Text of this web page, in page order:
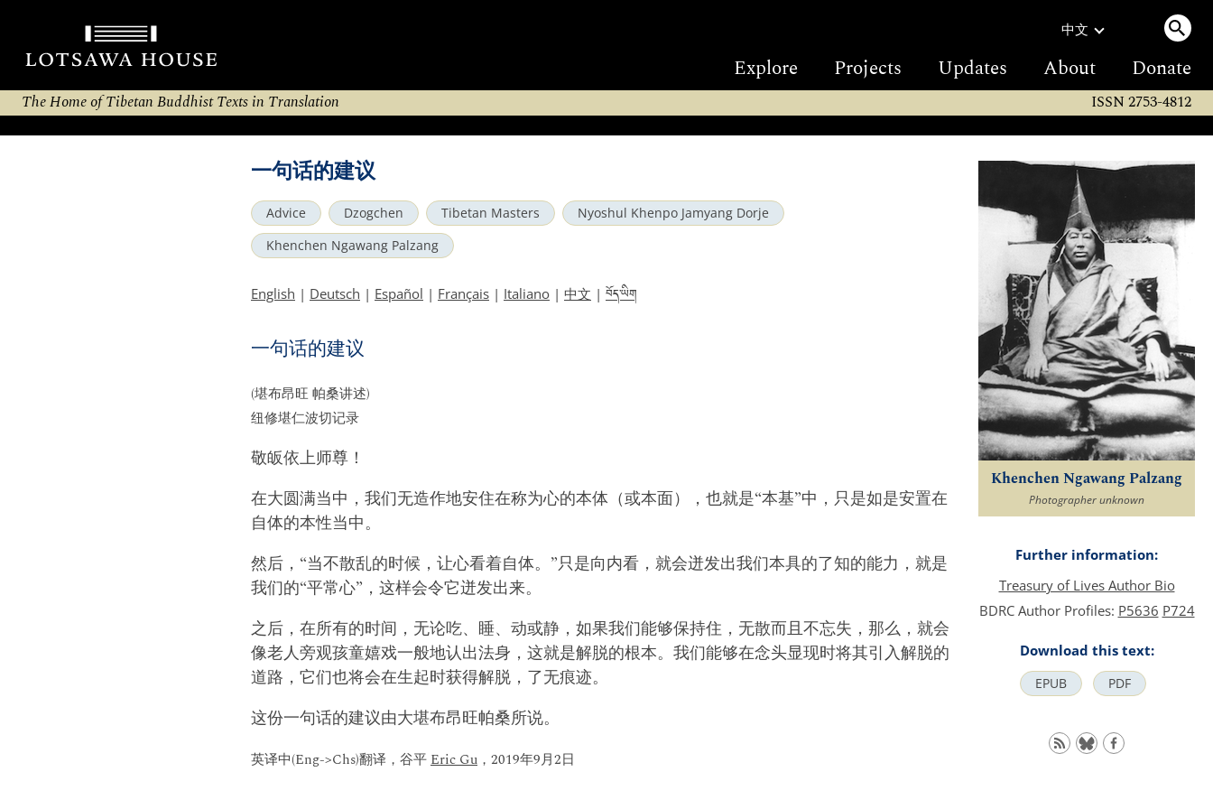
中文
Explore Projects Updates About Donate
The Home of Tibetan Buddhist Texts in Translation ISSN 2753-4812
一句话的建议
Advice Dzogchen Tibetan Masters
Nyoshul Khenpo Jamyang Dorje
Khenchen Ngawang Palzang
English | Deutsch | Español | Français | Italiano | 中文 | བོད་ཡིག
一句话的建议
(堪布昂旺 帕桑讲述)
纽修堪仁波切记录
敬皈依上师尊！
在大圆满当中，我们无造作地安住在称为心的本体（或本面），也就是“本基”中，只是如是安置在
自体的本性当中。
然后，“当不散乱的时候，让心看着自体。”只是向内看，就会迸发出我们本具的了知的能力，就是
我们的“平常心”，这样会令它迸发出来。
之后，在所有的时间，无论吃、睡、动或静，如果我们能够保持住，无散而且不忘失，那么，就会
像老人旁观孩童嬉戏一般地认出法身，这就是解脱的根本。我们能够在念头显现时将其引入解脱的
道路，它们也将会在生起时获得解脱，了无痕迹。
这份一句话的建议由大堪布昂旺帕桑所说。
英译中(Eng->Chs)翻译，谷平Eric Gu ，2019年9月2日
Khenchen Ngawang Palzang
Photographer unknown
Further information:
Treasury of Lives Author Bio
BDRC Author Profiles: P5636 P724
Download this text:
EPUB PDF